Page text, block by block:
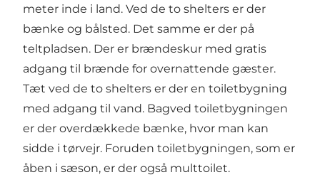
meter inde i land. Ved de to shelters er der
bænke og bålsted. Det samme er der på
teltpladsen. Der er brændeskur med gratis
adgang til brænde for overnattende gæster.
Tæt ved de to shelters er der en toiletbygning
med adgang til vand. Bagved toiletbygningen
er der overdækkede bænke, hvor man kan
sidde i tørvejr. Foruden toiletbygningen, som er
åben i sæson, er der også multtoilet.